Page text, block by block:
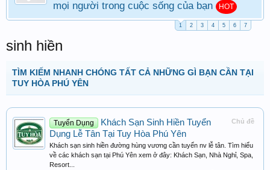
mọi người trong cuộc sống của bạn
HOT
1 2 3 4 5 6 7
sinh hiền
TÌM KIẾM NHANH CHÓNG TẤT CẢ NHỮNG GÌ BẠN CẦN TẠI
TUY HÒA PHÚ YÊN
Chủ đề
Tuyển Dụng
Khách Sạn Sinh Hiền Tuyển
Dụng Lễ Tân Tại Tuy Hòa Phú Yên
Khách sạn sinh hiền đường hùng vương cần tuyển nv lễ tân. Tìm hiểu
về các khách sạn tại Phú Yên xem ở đây: Khách Sạn, Nhà Nghỉ, Spa,
Resort...